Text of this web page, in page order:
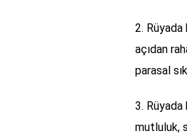
2.
açıdan
parasal
3.
mutluluk,